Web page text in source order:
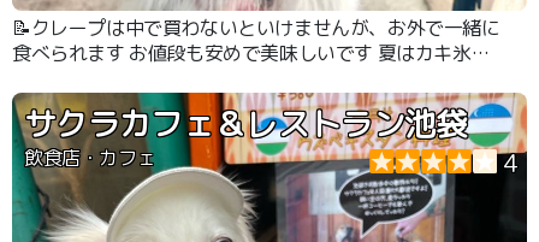
📝クレープは中で買わないといけませんが、お外で一緒に
食べられます お値段も安めで美味しいです 夏はカキ氷も
サクラカフェ＆レストラン池袋
飲食店・カフェ 4